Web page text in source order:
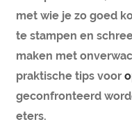
met wie je zo goed
te stampen en
maken met
praktische tips voor
geconfronteerd
eters.